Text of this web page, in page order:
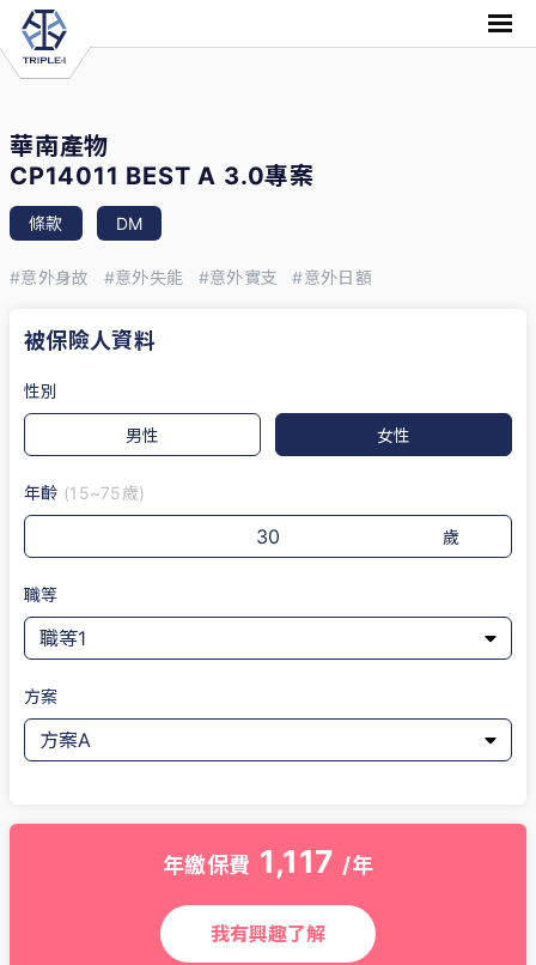
華南產物
CP14011 BEST A 3.0專案
條款 DM
#意外身故 #意外失能 #意外實支 #意外日額
被保險人資料
性別
男性 女性
年齡 (15~75歲)
歲
職等
方案
年繳保費 1,117 /年
我有興趣了解